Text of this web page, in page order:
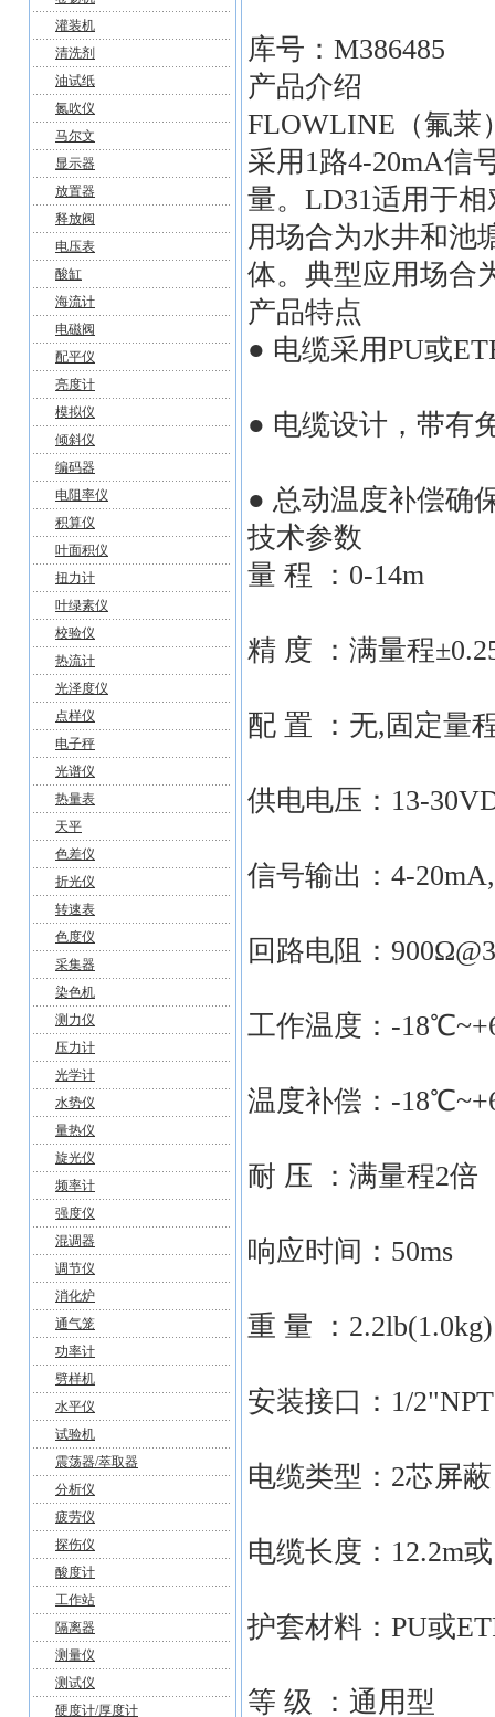
灌装机
清洗剂
油试纸
氮吹仪
马尔文
显示器
放置器
释放阀
电压表
酸缸
海流计
电磁阀
配平仪
亮度计
模拟仪
倾斜仪
编码器
电阻率仪
积算仪
叶面积仪
扭力计
叶绿素仪
校验仪
热流计
光泽度仪
点样仪
电子秤
光谱仪
热量表
天平
色差仪
折光仪
转速表
色度仪
采集器
染色机
测力仪
压力计
光学计
水势仪
量热仪
旋光仪
频率计
强度仪
混调器
调节仪
消化炉
通气笼
功率计
劈样机
水平仪
试验机
震荡器/萃取器
分析仪
疲劳仪
探伤仪
酸度计
工作站
隔离器
测量仪
测试仪
硬度计/厚度计
库号：M386485
产品介绍
FLOWLINE（氟莱
采用1路4-20mA信
量。LD31适用于
用场合为水井和池
体。典型应用场合
产品特点
● 电缆采用PU或
● 电缆设计，带有
● 总动温度补偿确
技术参数
量 程 ：0-14m
精 度 ：满量程
配 置 ：无,固定量
供电电压：13-
信号输出：4-
回路电阻：
工作温度：-
温度补偿：-
耐 压 ：满量程2倍
响应时间：50ms
重 量 ：2.2lb(1.0kg)
安装接口：1/2"NPT
电缆类型：2芯屏
电缆长度：12.2m
护套材料：PU或
等 级 ：通用型